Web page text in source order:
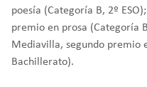
poesía (Categoría B, 2º
premio en prosa (Categoría
Mediavilla, segundo premio
Bachillerato).